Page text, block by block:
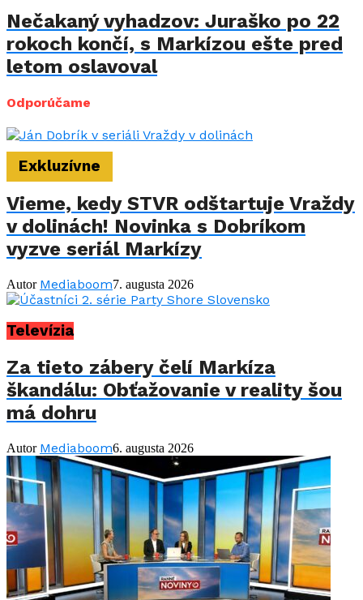
Nečakaný vyhadzov: Juraško po 22
rokoch končí, s Markízou ešte pred
letom oslavoval
Odporúčame
Exkluzívne
Vieme, kedy STVR odštartuje Vraždy
v dolinách! Novinka s Dobríkom
vyzve seriál Markízy
Autor Mediaboom7. augusta 2026
Televízia
Za tieto zábery čelí Markíza
škandálu: Obťažovanie v reality šou
má dohru
Autor Mediaboom6. augusta 2026